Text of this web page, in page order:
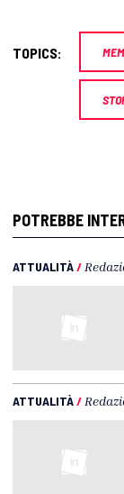
TOPICS:
POTREBBE
ATTUALITÀ/
ATTUALITÀ/